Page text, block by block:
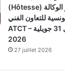
(Hôtesse) عبر الوكالة
للتعاون الفني
ATCT – آخر أجل 31 جويلية
2026
27 juillet 2026